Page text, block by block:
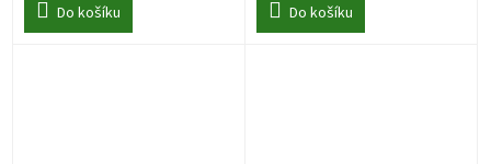
Do košíku Do košíku